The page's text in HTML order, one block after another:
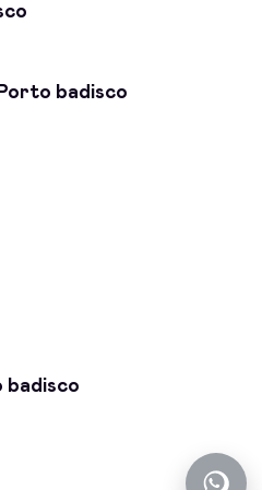
badisco
badisco